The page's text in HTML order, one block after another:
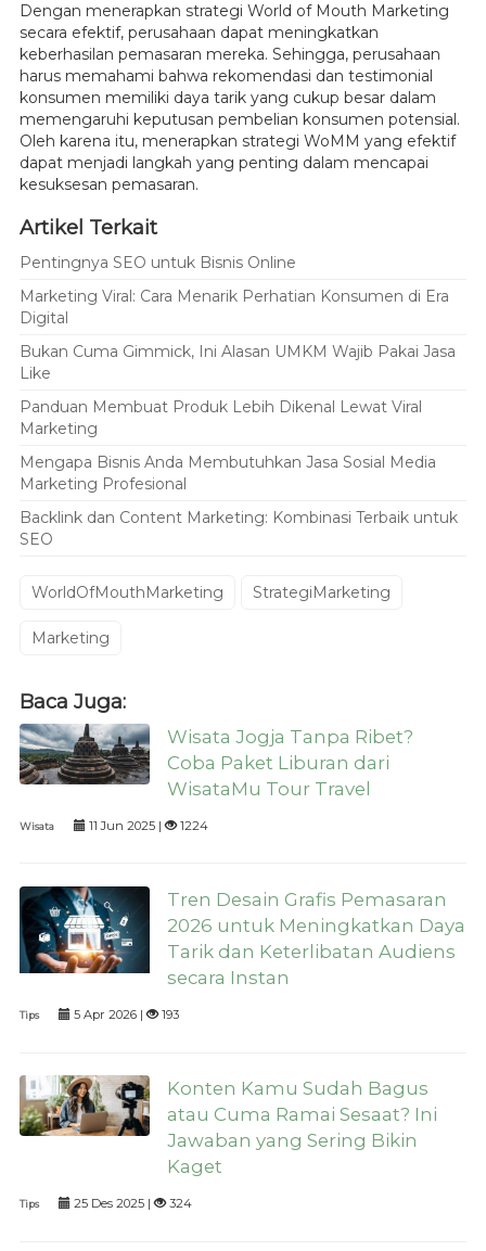
Dengan menerapkan strategi World of Mouth Marketing
secara efektif, perusahaan dapat meningkatkan
keberhasilan pemasaran mereka. Sehingga, perusahaan
harus memahami bahwa rekomendasi dan testimonial
konsumen memiliki daya tarik yang cukup besar dalam
memengaruhi keputusan pembelian konsumen potensial.
Oleh karena itu, menerapkan strategi WoMM yang efektif
dapat menjadi langkah yang penting dalam mencapai
kesuksesan pemasaran.
Artikel Terkait
Pentingnya SEO untuk Bisnis Online
Marketing Viral: Cara Menarik Perhatian Konsumen di Era
Digital
Bukan Cuma Gimmick, Ini Alasan UMKM Wajib Pakai Jasa
Like
Panduan Membuat Produk Lebih Dikenal Lewat Viral
Marketing
Mengapa Bisnis Anda Membutuhkan Jasa Sosial Media
Marketing Profesional
Backlink dan Content Marketing: Kombinasi Terbaik untuk
SEO
WorldOfMouthMarketing StrategiMarketing
Marketing
Baca Juga:
Wisata Jogja Tanpa Ribet?
Coba Paket Liburan dari
WisataMu Tour Travel
Wisata 11 Jun 2025 | 1224
Tren Desain Grafis Pemasaran
2026 untuk Meningkatkan Daya
Tarik dan Keterlibatan Audiens
secara Instan
Tips 5 Apr 2026 | 193
Konten Kamu Sudah Bagus
atau Cuma Ramai Sesaat? Ini
Jawaban yang Sering Bikin
Kaget
Tips 25 Des 2025 | 324